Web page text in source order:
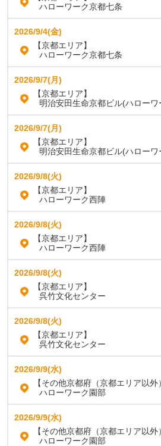
ハローワーク京都七条
2026/9/4(金)
【京都エリア】
ハローワーク京都七条
2026/9/7(月)
【京都エリア】
明治安田生命京都ビル(ハロー
2026/9/7(月)
【京都エリア】
明治安田生命京都ビル(ハロー
2026/9/8(火)
【京都エリア】
ハローワーク西陣
2026/9/8(火)
【京都エリア】
ハローワーク西陣
2026/9/8(火)
【京都エリア】
呉竹文化センター
2026/9/8(火)
【京都エリア】
呉竹文化センター
2026/9/9(水)
【その他京都府（京都エリア以外
ハローワーク園部
2026/9/9(水)
【その他京都府（京都エリア以外
ハローワーク園部